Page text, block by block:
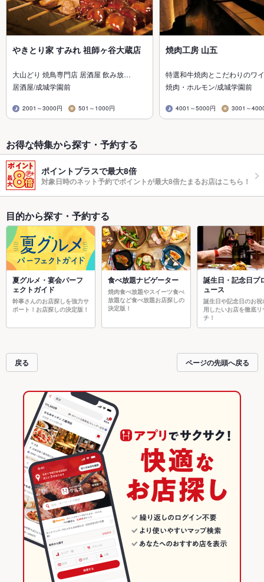
やきとり家 すみれ 祖師ヶ谷大蔵店
大山どり 焼鳥専門店 居酒屋 飲み放…
居酒屋/成城学園前
2001～3000円 501～1000円
焼肉工房 山五
特選和牛焼肉とこだわりのワ
焼肉・ホルモン/成城学園前
4001～5000円 3001～
お得な特集から探す・予約する
ポイントプラスで最大8倍
対象日時のネット予約でポイントが最大8倍たまるお店はこちら！
目的から探す・予約する
夏グルメ・宴会パーフ
ェクトガイド
幹事さんのお店探しを強力サ
ポート！お店探しの決定版！
食べ放題ナビゲーター
焼肉食べ放題やスイーツ食べ
放題など食べ放題お店探しの
決定版！
誕生日・記念日プ
ュース
誕生日や記念日のお祝
用したいお店を徹底リ
チ！
戻る ページの先頭へ戻る